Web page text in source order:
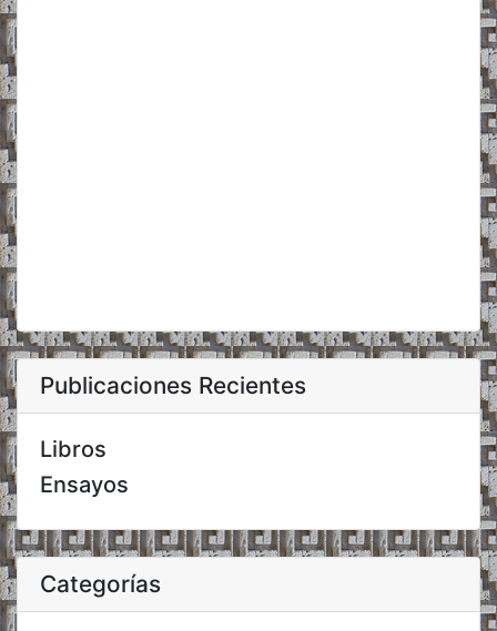
Publicaciones Recientes
Libros
Ensayos
Categorías